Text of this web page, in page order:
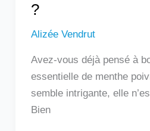
?
Alizée Vendrut
Avez-vous déjà pensé à
essentielle de menthe
semble intrigante, elle
Bien